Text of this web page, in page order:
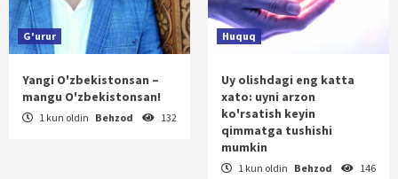
G'urur
Yangi O'zbekistonsan –
mangu O'zbekistonsan!
1 kun oldin Behzod 132
Huquq
Uy olishdagi eng katta
xato: uyni arzon
ko'rsatish keyin
qimmatga tushishi
mumkin
1 kun oldin Behzod 146